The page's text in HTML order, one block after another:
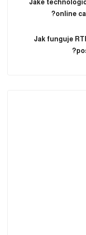
Jaké
online
Jak funguje